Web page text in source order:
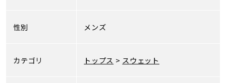
性別 メンズ
カテゴリ トップス > スウェット